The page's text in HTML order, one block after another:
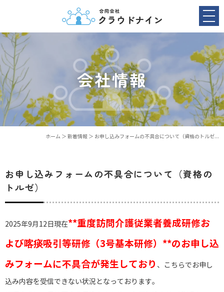
会社情報
ホーム ＞ 新着情報 ＞ お申し込みフォームの不具合について（資格のトルゼ...
お申し込みフォームの不具合について（資格の
トルゼ）
2025年9月12日現在**重度訪問介護従業者養成研修お
よび喀痰吸引等研修（3号基本研修）**のお申し込
みフォームに不具合が発生しており 、こちらでお申し
込み内容を受信できない状況となっております。